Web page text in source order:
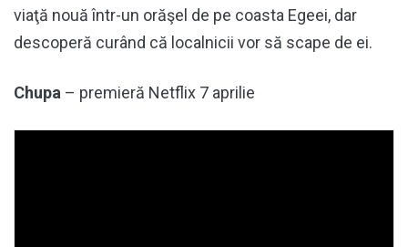
viaţă nouă într-un orăşel de pe coasta Egeei, dar
descoperă curând că localnicii vor să scape de ei.
Chupa – premieră Netflix 7 aprilie